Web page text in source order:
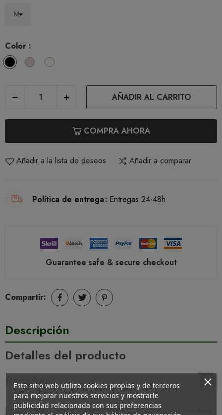
Color :
Black Dune Ivory
AÑADIR AL CARRITO
COMPRA AHORA
Añadir a la lista de deseos Añadir a comparar
Política de entrega Entregas 24-48h
Guarantee safe & secure checkout
Compartir:
Descripción
Detalles del producto
Reseñas
Janira Greta. Colección de extrema sofisticación que combina
Este sitio web utiliza cookies propias y de terceros
para mejorar nuestros servicios y mostrarle
publicidad relacionada con sus preferencias